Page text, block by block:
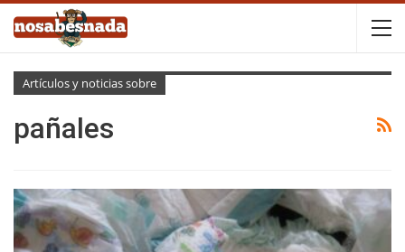
Artículos y noticias sobre
pañales